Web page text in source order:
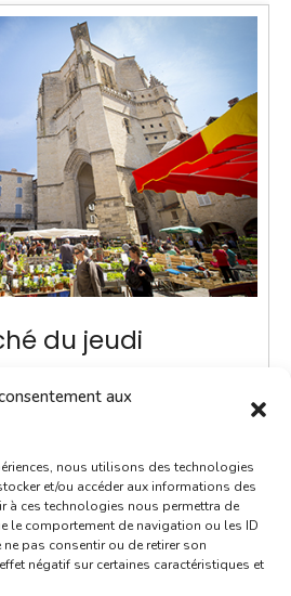
aux
nous utilisons des technologies
et/ou accéder aux informations des
à ces technologies nous permettra de
le comportement de navigation ou les ID
pas consentir ou de retirer son
négatif sur certaines caractéristiques et
du jeudi
Bastibus gratuite pour le
jusqu’à septembre, une navette